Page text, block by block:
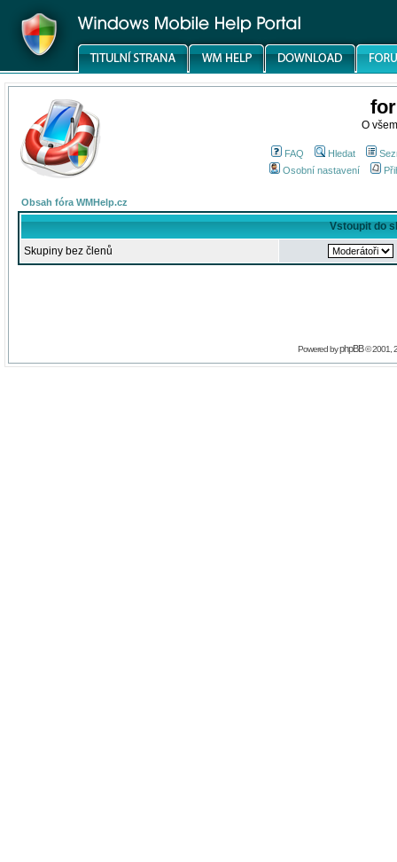
O
FAQ Hledat
Osobní nastavení
Obsah fóra WMHelp.cz
Vstoupit do
Skupiny bez členů
Powered byphpBB© 2001,